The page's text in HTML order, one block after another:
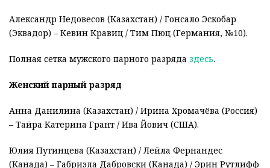
Александр Недовесов (Казахстан) / Гонсало Эскобар
(Эквадор) – Кевин Кравиц / Тим Пюц (Германия, №10).
Полная сетка мужского парного разряда здесь.
Женский парный разряд
Анна Данилина (Казахстан) / Ирина Хромачёва (Россия)
– Тайра Катерина Грант / Ива Йович (США).
Юлия Путинцева (Казахстан) / Лейла Фернандес
(Канада) – Габриэла Дабровски (Канада) / Эрин Рутлифф